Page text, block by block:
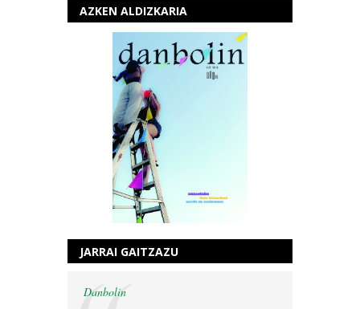
AZKEN ALDIZKARIA
JARRAI GAITZAZU
Danbolin